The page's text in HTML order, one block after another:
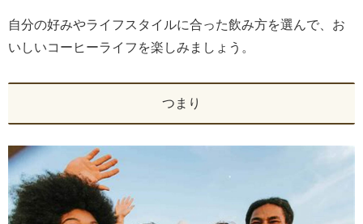
自分の好みやライフスタイルに合った飲み方を選んで、お
いしいコーヒーライフを楽しみましょう。
つまり